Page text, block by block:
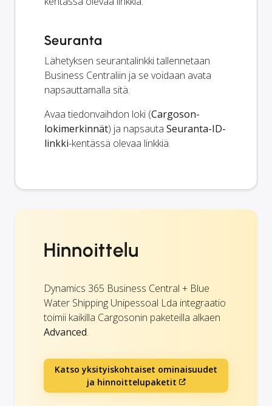
Seuranta
Lähetyksen seurantalinkki tallennetaan
Business Centraliin ja se voidaan avata
napsauttamalla sitä.
Avaa tiedonvaihdon loki (Cargoson-
lokimerkinnät) ja napsauta Seuranta-ID-
linkki-kentässä olevaa linkkiä.
Hinnoittelu
Dynamics 365 Business Central + Blue
Water Shipping Unipessoal Lda integraatio
toimii kaikilla Cargosonin paketeilla alkaen
Advanced.
Katso yksityiskohtaiset ominaisuudet
ja hinnoittelupaketit